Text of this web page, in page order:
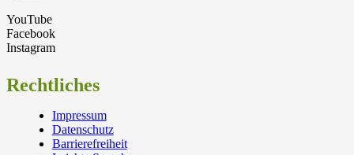
YouTube
Facebook
Instagram
Rechtliches
Impressum
Datenschutz
Barrierefreiheit